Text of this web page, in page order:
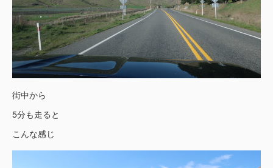
街中から
5分も走ると
こんな感じ